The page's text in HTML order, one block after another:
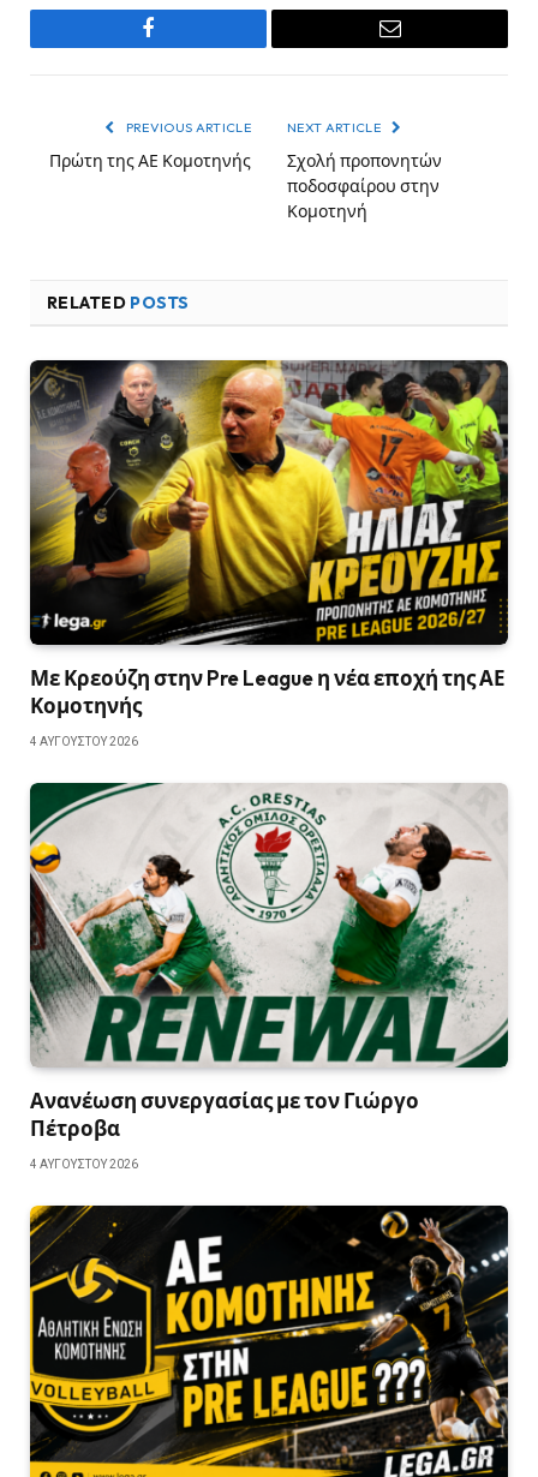
Facebook Email
PREVIOUS ARTICLE
Πρώτη της ΑΕ Κομοτηνής
NEXT ARTICLE
Σχολή προπονητών
ποδοσφαίρου στην
Κομοτηνή
RELATED POSTS
Με Κρεούζη στην Pre League η νέα εποχή της ΑΕ
Κομοτηνής
4 ΑΥΓΟΎΣΤΟΥ 2026
Ανανέωση συνεργασίας με τον Γιώργο
Πέτροβα
4 ΑΥΓΟΎΣΤΟΥ 2026